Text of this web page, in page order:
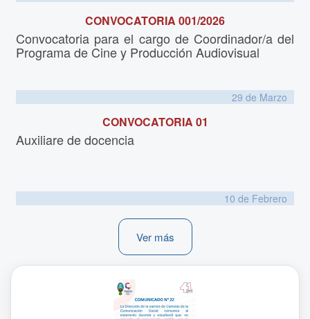
CONVOCATORIA 001/2026
Convocatoria para el cargo de Coordinador/a del
Programa de Cine y Producción Audiovisual
29 de Marzo
CONVOCATORIA 01
Auxiliare de docencia
10 de Febrero
Ver más